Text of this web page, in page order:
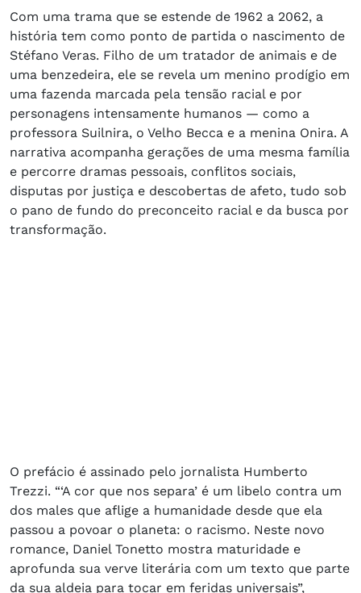
Com uma trama que se estende de 1962 a 2062, a
história tem como ponto de partida o nascimento de
Stéfano Veras. Filho de um tratador de animais e de
uma benzedeira, ele se revela um menino prodígio em
uma fazenda marcada pela tensão racial e por
personagens intensamente humanos — como a
professora Suilnira, o Velho Becca e a menina Onira. A
narrativa acompanha gerações de uma mesma família
e percorre dramas pessoais, conflitos sociais,
disputas por justiça e descobertas de afeto, tudo sob
o pano de fundo do preconceito racial e da busca por
transformação.
O prefácio é assinado pelo jornalista Humberto
Trezzi. “‘A cor que nos separa’ é um libelo contra um
dos males que aflige a humanidade desde que ela
passou a povoar o planeta: o racismo. Neste novo
romance, Daniel Tonetto mostra maturidade e
aprofunda sua verve literária com um texto que parte
da sua aldeia para tocar em feridas universais”,